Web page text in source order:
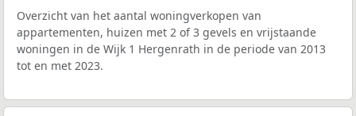
Overzicht van het aantal woningverkopen van
appartementen, huizen met 2 of 3 gevels en vrijstaande
woningen in de Wijk 1 Hergenrath in de periode van 2013
tot en met 2023.